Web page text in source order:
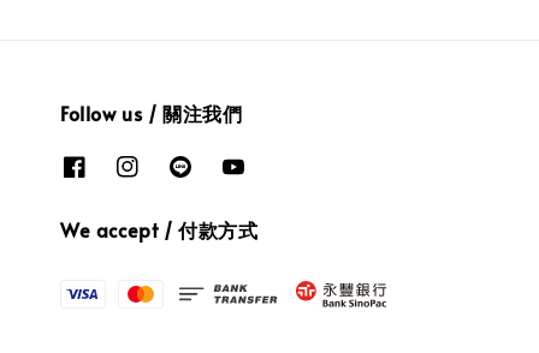
Follow us / 關注我們
We accept / 付款方式